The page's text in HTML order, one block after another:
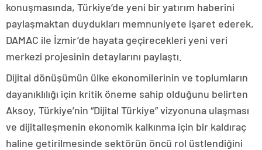
konuşmasında, Türkiye’de yeni bir yatırım haberini
paylaşmaktan duydukları memnuniyete işaret ederek,
DAMAC ile İzmir’de hayata geçirecekleri yeni veri
merkezi projesinin detaylarını paylaştı.
Dijital dönüşümün ülke ekonomilerinin ve toplumların
dayanıklılığı için kritik öneme sahip olduğunu belirten
Aksoy, Türkiye’nin “Dijital Türkiye” vizyonuna ulaşması
ve dijitalleşmenin ekonomik kalkınma için bir kaldıraç
haline getirilmesinde sektörün öncü rol üstlendiğini